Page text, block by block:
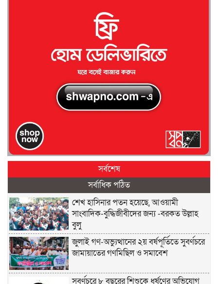
সর্বশেষ
সর্বাধিক পঠিত
শেখ হাসিনার পতন হয়েছে, আওয়ামী
সাংবাদিক-বুদ্ধিজীবীদের জন্য -বরকত উল্লাহ
বুলু
জুলাই গণ-অভ্যুত্থানের ২য় বর্ষপূর্তিতে সুবর্ণচরে
জামায়াতের গণমিছিল ও সমাবেশ
সুবর্ণচরে ৮ বছরের শিশুকে ধর্ষণের অভিযোগ